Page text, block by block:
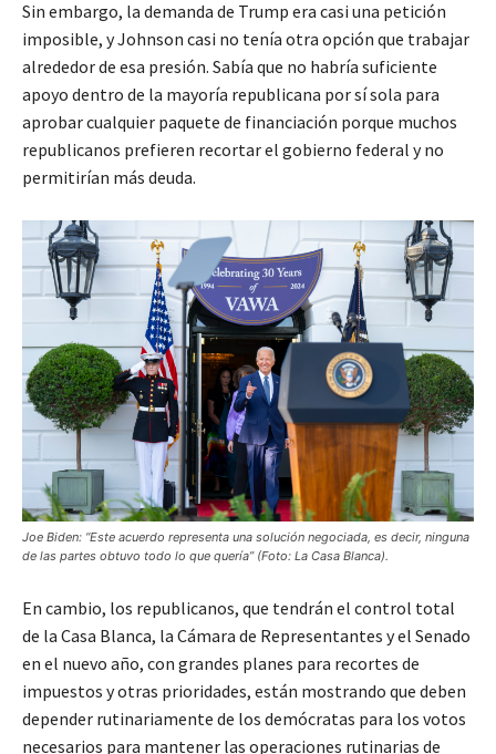
Sin embargo, la demanda de Trump era casi una petición
imposible, y Johnson casi no tenía otra opción que trabajar
alrededor de esa presión. Sabía que no habría suficiente
apoyo dentro de la mayoría republicana por sí sola para
aprobar cualquier paquete de financiación porque muchos
republicanos prefieren recortar el gobierno federal y no
permitirían más deuda.
Joe Biden: “Este acuerdo representa una solución negociada, es decir, ninguna
de las partes obtuvo todo lo que quería” (Foto: La Casa Blanca).
En cambio, los republicanos, que tendrán el control total
de la Casa Blanca, la Cámara de Representantes y el Senado
en el nuevo año, con grandes planes para recortes de
impuestos y otras prioridades, están mostrando que deben
depender rutinariamente de los demócratas para los votos
necesarios para mantener las operaciones rutinarias de